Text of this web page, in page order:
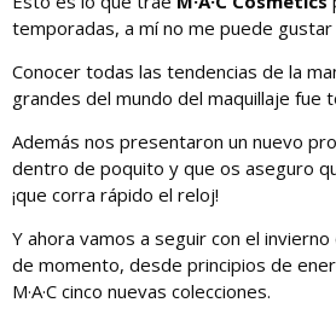
temporadas, a mí no me puede gustar
Conocer todas las tendencias de la
grandes del mundo del maquillaje fue
Además nos presentaron un nuevo
dentro de poquito y que os aseguro
¡que corra rápido el reloj!
Y ahora vamos a seguir con el
de momento, desde principios de
M·A·C cinco nuevas colecciones.